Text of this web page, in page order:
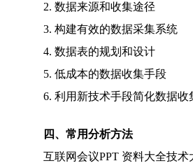
2. 数据来源和收集途径
3. 构建有效的数据采集系统
4. 数据表的规划和设计
5. 低成本的数据收集手段
6. 利用新技术手段简化数据收
四、常用分析方法
互联网会议PPT 资料大全技术